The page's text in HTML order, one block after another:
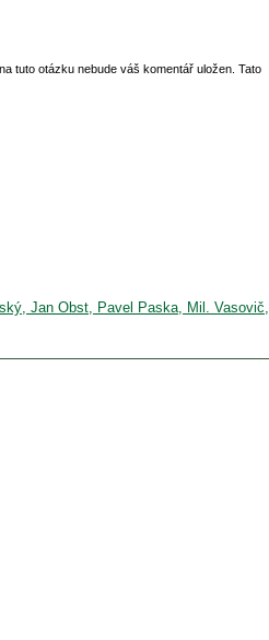
tuto otázku nebude váš komentář uložen. Tato
Jan Obst, Pavel Paska, Mil. Vasovič,